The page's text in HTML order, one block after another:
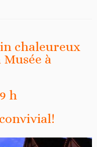
chaleureux
Musée à
h